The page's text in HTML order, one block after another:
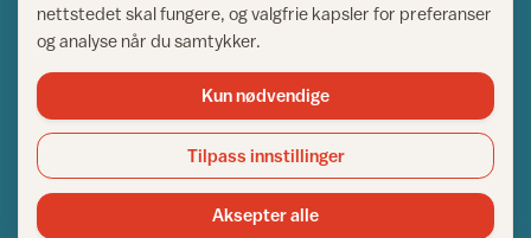
Norsk råd for hjem og bygg
Copyright © 1995-2026. All Rights Reserved.
Ansvarlig redaktør: Helge Bod Vangen
Utgiver: IFI - Norsk råd for hjem og bygg
nettstedet skal fungere, og valgfrie kapsler for preferanser
og analyse når du samtykker.
Kun nødvendige
Tilpass innstillinger
Aksepter alle